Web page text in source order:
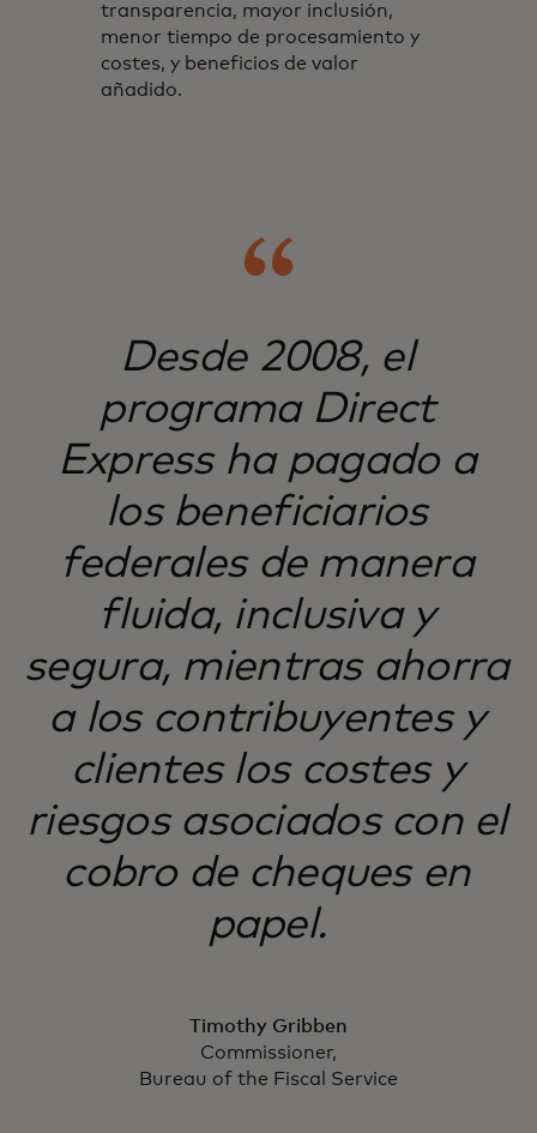
transparencia, mayor inclusión,
menor tiempo de procesamiento y
costes, y beneficios de valor
añadido.
Desde 2008, el
programa Direct
Express ha pagado a
los beneficiarios
federales de manera
fluida, inclusiva y
segura, mientras ahorra
a los contribuyentes y
clientes los costes y
riesgos asociados con el
cobro de cheques en
papel.
Timothy Gribben
Commissioner,
Bureau of the Fiscal Service